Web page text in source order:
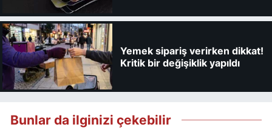
Yemek sipariş verirken dikkat!
Kritik bir değişiklik yapıldı
Bunlar da ilginizi çekebilir